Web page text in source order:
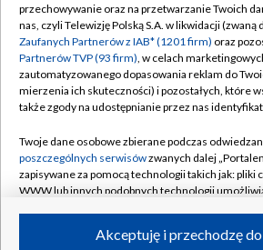
Abonament TVP
Emisja w TVP
Centrum informacji TVP
Naziemna Telewizja Cyfrowa
Rada Programowa
System NOS
Informacje o nadawcy
Program dla prasy
Regulamin TVP
Polityka
Moje zgody
Pomoc
Kontakt
Kanały
przechowywanie oraz na przetwarzanie Twoich
nas, czyli Telewizję Polską S.A. w likwidacji (zwaną
Zaufanych Partnerów z IAB* (1201 firm) oraz
Partnerów TVP (93 firm), w celach
zautomatyzowanego dopasowania reklam do
mierzenia ich skuteczności) i pozostałych, które
także zgody na udostępnianie przez nas
Twoje dane osobowe zbierane podczas
poszczególnych serwisówzwanych dalej
zapisywane za pomocą technologii takich jak: pliki
WWW lub innych podobnych technologii
ruchu w Internecie.Akceptuję i przechodzę